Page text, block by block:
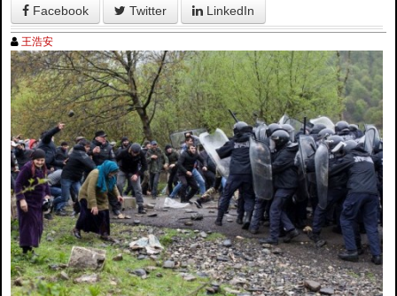
Facebook Twitter LinkedIn
王浩安